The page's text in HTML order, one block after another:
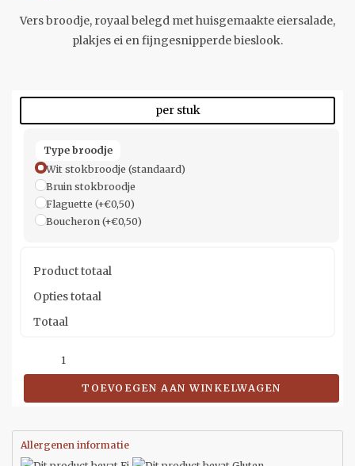
Vers broodje, royaal belegd met huisgemaakte eiersalade,
plakjes ei en fijngesnipperde bieslook.
per stuk
Type broodje
Wit stokbroodje (standaard)
Bruin stokbroodje
Flaguette (+€0,50)
Boucheron (+€0,50)
Product totaal
Opties totaal
Totaal
TOEVOEGEN AAN WINKELWAGEN
Allergenen informatie